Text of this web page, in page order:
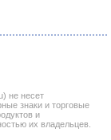
не несет
знаки и торговые
и
их владельцев.